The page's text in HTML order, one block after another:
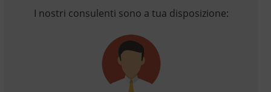
I nostri consulenti sono a tua disposizione: